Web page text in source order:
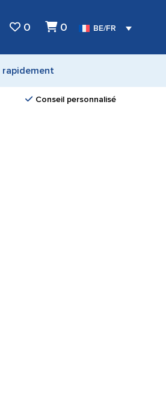
0 0 BE/FR
rapidement
Conseil personnalisé